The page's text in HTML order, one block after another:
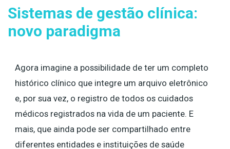
Sistemas de gestão clínica:
novo paradigma
Agora imagine a possibilidade de ter um completo
histórico clínico que integre um arquivo eletrônico
e, por sua vez, o registro de todos os cuidados
médicos registrados na vida de um paciente. E
mais, que ainda pode ser compartilhado entre
diferentes entidades e instituições de saúde